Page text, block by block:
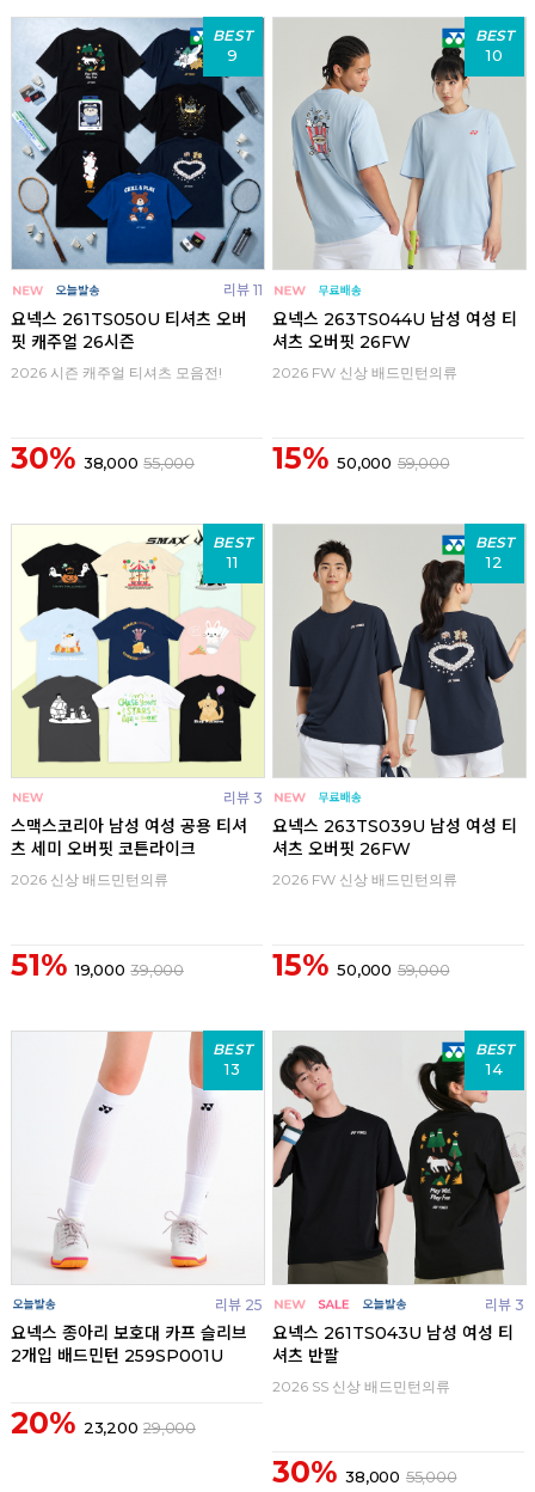
BEST
9
리뷰 11
요넥스 261TS050U 티셔츠 오버
핏 캐주얼 26시즌
2026 시즌 캐주얼 티셔츠 모음전!
30% 38,000 55,000
BEST
10
요넥스 263TS044U 남성 여성 티
셔츠 오버핏 26FW
2026 FW 신상 배드민턴의류
15% 50,000 59,000
BEST
11
리뷰 3
스맥스코리아 남성 여성 공용 티셔
츠 세미 오버핏 코튼라이크
2026 신상 배드민턴의류
51% 19,000 39,000
BEST
12
요넥스 263TS039U 남성 여성 티
셔츠 오버핏 26FW
2026 FW 신상 배드민턴의류
15% 50,000 59,000
BEST
13
리뷰 25
요넥스 종아리 보호대 카프 슬리브
2개입 배드민턴 259SP001U
20% 23,200 29,000
BEST
14
리뷰 3
요넥스 261TS043U 남성 여성 티
셔츠 반팔
2026 SS 신상 배드민턴의류
30% 38,000 55,000